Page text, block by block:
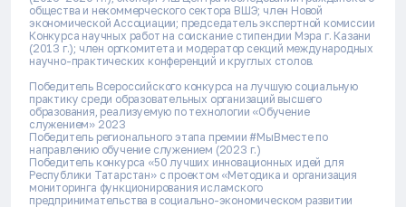
общества и некоммерческого сектора ВШЭ; член Новой
экономической Ассоциации; председатель экспертной комиссии
Конкурса научных работ на соискание стипендии Мэра г. Казани
(2013 г.); член оргкомитета и модератор секций международных
научно-практических конференций и круглых столов.
Победитель Всероссийского конкурса на лучшую социальную
практику среди образовательных организаций высшего
образования, реализуемую по технологии «Обучение
служением» 2023
Победитель регионального этапа премии #МыВместе по
направлению обучение служением (2023 г.)
Победитель конкурса «50 лучших инновационных идей для
Республики Татарстан» с проектом «Методика и организация
мониторинга функционирования исламского
предпринимательства в социально-экономическом развитии